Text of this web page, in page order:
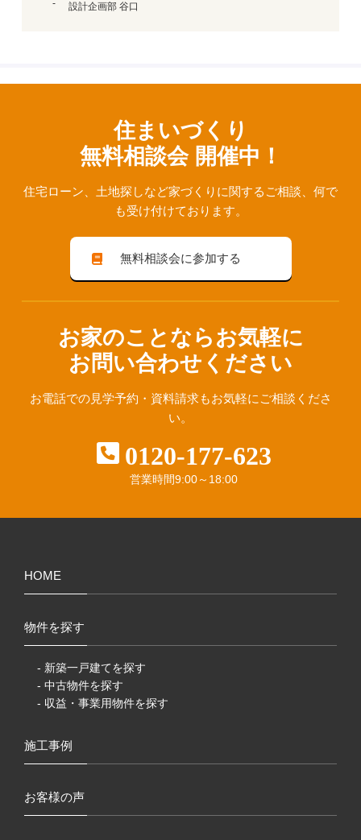
設計企画部 谷口
住まいづくり
無料相談会 開催中！
住宅ローン、⼟地探しなど家づくりに関するご相談、 何で
も受け付けております。
無料相談会に参加する
お家のことならお気軽に
お問い合わせください
お電話での見学予約・資料請求もお気軽にご相談くださ
い。
0120-177-623
営業時間9:00～18:00
HOME
物件を探す
- 新築一戸建てを探す
- 中古物件を探す
- 収益・事業用物件を探す
施工事例
お客様の声